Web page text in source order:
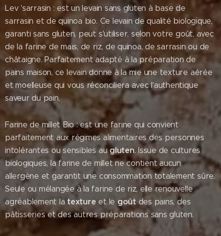
Lev 'sarrasin : est un levain sans gluten à base de
sarrasin et de quinoa bio. Ce levain de qualité biologique,
garanti sans gluten, peut s'utiliser, selon votre goût, avec
de la farine de maïs, de riz, de quinoa, de sarrasin ou de
châtaigne. Parfaitement adapté à la préparation de
pains maison, ce levain donne à la mie une texture aérée
et moelleuse qui vous réconciliera avec l'authentique
saveur du pain.
Farine de millet Bio : est une farine qui convient
parfaitement aux régimes alimentaires des personnes
intolérantes ou sensibles augluten. Issue de cultures
biologiques, la farine de millet ne contient aucun
allergène et garantit une consommation totalement sûre.
Seule ou mélangée à la farine de riz, elle renouvelle
agréablement la texture et legoût des pains, des
pâtisseries et des autres préparations sans gluten.